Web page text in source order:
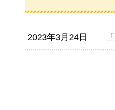
2023年3月24日